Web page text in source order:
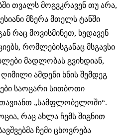
თვალს მოგვკრავენ თუ არა,
მზერა მთელს ტანში
რაც მოვისმინეთ, ხედავენ
რომლებისგანაც მსგავსი
მადლობას გვიხდიან,
ამდენი ხნის შემდეგ
საოცარი სითბოთი
„სამფლობელოში“.
რაც ახლა ჩემს შიგნით
ჩემი ცხოვრება